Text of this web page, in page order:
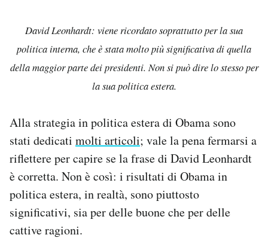
David Leonhardt: viene ricordato soprattutto per la sua
politica interna, che è stata molto più significativa di quella
della maggior parte dei presidenti. Non si può dire lo stesso per
la sua politica estera.
Alla strategia in politica estera di Obama sono
stati dedicati molti articoli; vale la pena fermarsi a
riflettere per capire se la frase di David Leonhardt
è corretta. Non è così: i risultati di Obama in
politica estera, in realtà, sono piuttosto
significativi, sia per delle buone che per delle
cattive ragioni.